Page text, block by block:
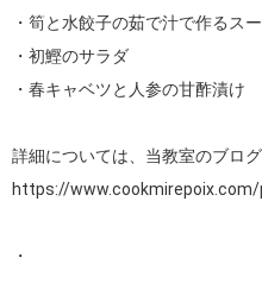
・筍と水餃子の茹で汁で作るス
・初鰹のサラダ
・春キャベツと人参の甘酢漬け
https://
・